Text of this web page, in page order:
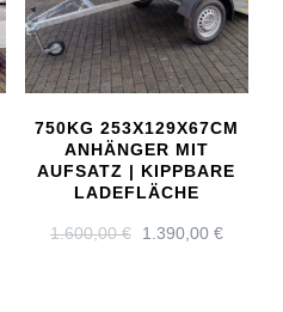
750KG 253X129X67CM
ANHÄNGER MIT
AUFSATZ | KIPPBARE
LADEFLÄCHE
1.600,00€ 1.390,00 €